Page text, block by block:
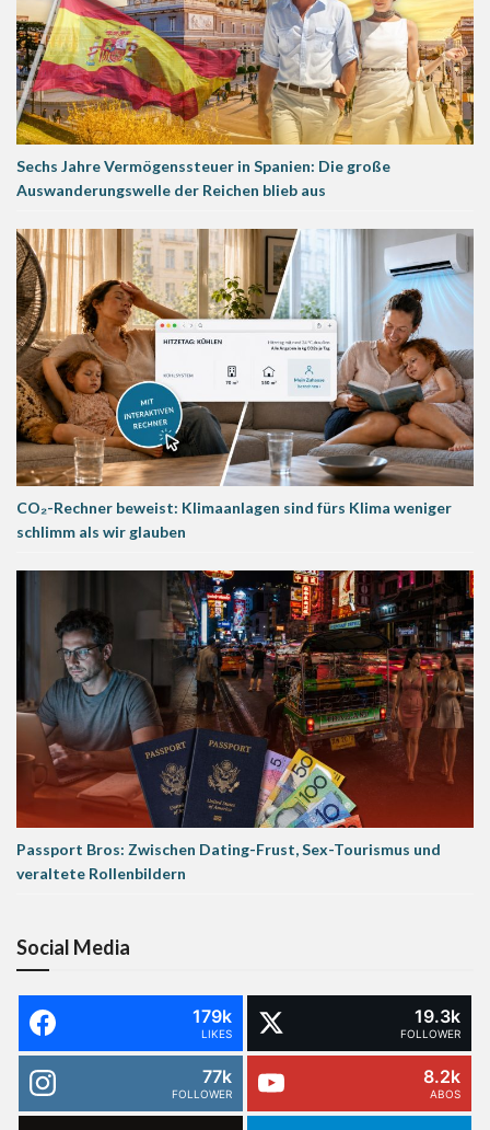
Sechs Jahre Vermögenssteuer in Spanien: Die große
Auswanderungswelle der Reichen blieb aus
CO₂-Rechner beweist: Klimaanlagen sind fürs Klima weniger
schlimm als wir glauben
Passport Bros: Zwischen Dating-Frust, Sex-Tourismus und
veraltete Rollenbildern
Social Media
179k
LIKES
19.3k
FOLLOWER
77k
FOLLOWER
8.2k
ABOS